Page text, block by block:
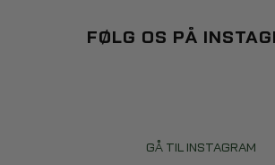
FØLG OS PÅ
GÅ TIL INSTAGRAM